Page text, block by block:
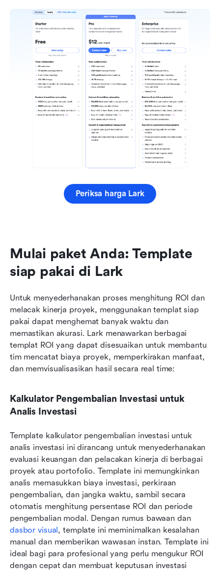
Periksa harga Lark
Mulai paket Anda: Template
siap pakai di Lark
Untuk menyederhanakan proses menghitung ROI dan
melacak kinerja proyek, menggunakan templat siap
pakai dapat menghemat banyak waktu dan
memastikan akurasi. Lark menawarkan berbagai
templat ROI yang dapat disesuaikan untuk membantu
tim mencatat biaya proyek, memperkirakan manfaat,
dan memvisualisasikan hasil secara real time:
Kalkulator Pengembalian Investasi untuk
Analis Investasi
Template kalkulator pengembalian investasi untuk
analis investasi ini dirancang untuk menyederhanakan
evaluasi keuangan dan pelacakan kinerja di berbagai
proyek atau portofolio. Template ini memungkinkan
analis memasukkan biaya investasi, perkiraan
pengembalian, dan jangka waktu, sambil secara
otomatis menghitung persentase ROI dan periode
dasbor visual , template ini meminimalkan kesalahan
manual dan memberikan wawasan instan. Template ini
ideal bagi para profesional yang perlu mengukur ROI
dengan cepat dan membuat keputusan investasi